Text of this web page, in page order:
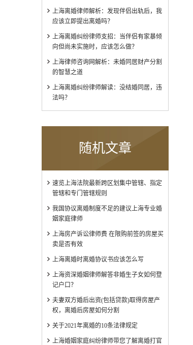
上海离婚律师解析：发现伴侣出轨后，我
应该立即提出离婚吗？
上海离婚纠纷律师支招：当伴侣有家暴倾
向但尚未实施时，应该怎么做？
上海律师咨询网解析：未婚同居财产分割
的智慧之道
上海离婚纠纷律师解读：没结婚同居，违
法吗？
随机文章
速览上海法院最新跨区划集中管辖、指定
管辖和专门管辖规则
我国协议离婚制度不足的建议上海专业婚
姻家庭律师
上海房产诉讼律师费 在限购前签的房屋买
卖是否有效
上海离婚时离婚协议书应该怎么写
上海资深婚姻律师解答非婚生子女如何登
记户口？
夫妻双方婚后出资(包括贷款)取得房屋产
权，离婚后房屋如何分割
关于2021年离婚的10条法律规定
上海婚姻家庭纠纷律师带您了解离婚打官